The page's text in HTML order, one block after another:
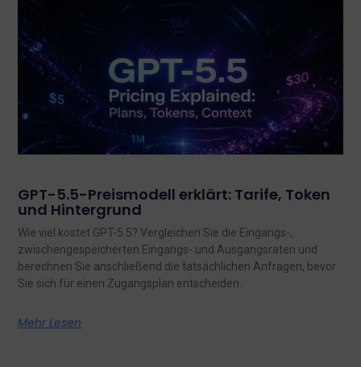
GPT-5.5-Preismodell erklärt: Tarife, Token
und Hintergrund
Wie viel kostet GPT-5.5? Vergleichen Sie die Eingangs-,
zwischengespeicherten Eingangs- und Ausgangsraten und
berechnen Sie anschließend die tatsächlichen Anfragen, bevor
Sie sich für einen Zugangsplan entscheiden.
Mehr Lesen